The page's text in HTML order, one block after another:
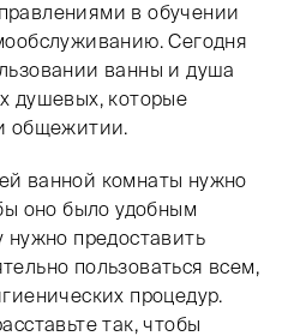
в обучении
Сегодня
ванны и душа
душевых, которые
общежитии.
ванной комнаты нужно
оно было удобным
нужно предоставить
пользоваться всем,
процедур.
так, чтобы